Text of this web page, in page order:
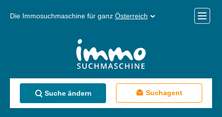
Die Immosuchmaschine für ganz Österreich
Menü
Suche ändern Suchagent